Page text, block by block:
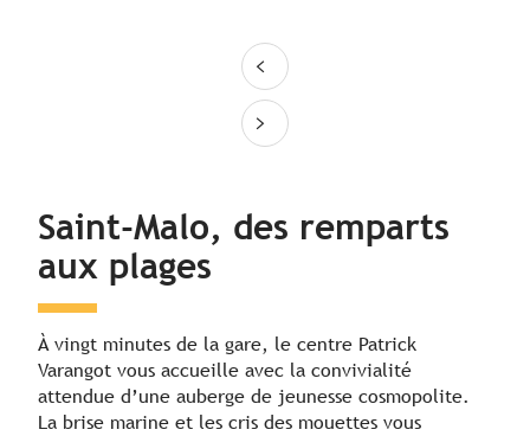
Saint-Malo, des remparts
aux plages
À vingt minutes de la gare, le centre Patrick
Varangot vous accueille avec la convivialité
attendue d’une auberge de jeunesse cosmopolite.
La brise marine et les cris des mouettes vous